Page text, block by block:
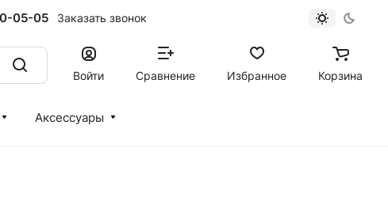
05-05 Заказать звонок
Войти Сравнение Избранное Корзина
Аксессуары